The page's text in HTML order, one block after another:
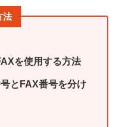
法
を使用する方法
とFAX番号を分け